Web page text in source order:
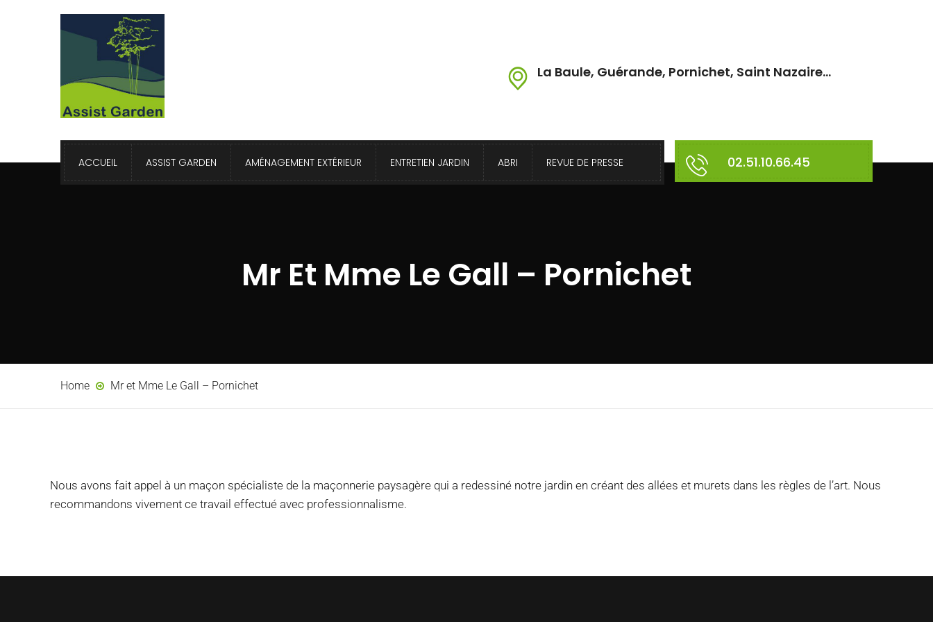
La Baule, Guérande, Pornichet, Saint Nazaire...
ACCUEIL ASSIST GARDEN AMÉNAGEMENT EXTÉRIEUR ENTRETIEN JARDIN ABRI REVUE DE PRESSE 02.51.10.66.45
Mr Et Mme Le Gall – Pornichet
Home Mr et Mme Le Gall – Pornichet
Nous avons fait appel à un maçon spécialiste de la maçonnerie paysagère qui a redessiné notre jardin en créant des allées et murets dans les règles de l’art. Nous
recommandons vivement ce travail effectué avec professionnalisme.